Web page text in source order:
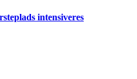
intensiveres